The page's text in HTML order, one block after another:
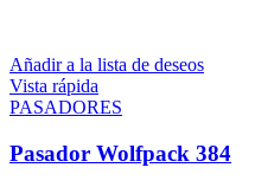
Añadir a la lista de deseos
Vista rápida
PASADORES
Pasador Wolfpack 384